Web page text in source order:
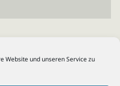
Website und unseren Service zu